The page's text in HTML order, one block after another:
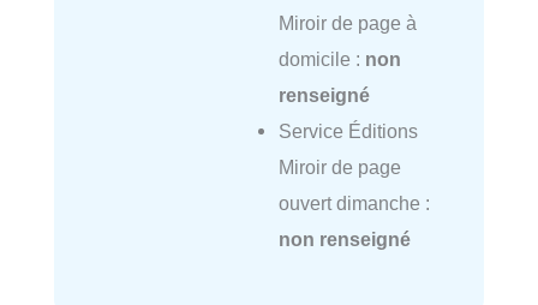
Miroir de page à
domicile : non
renseigné
Service Éditions
Miroir de page
ouvert dimanche :
non renseigné